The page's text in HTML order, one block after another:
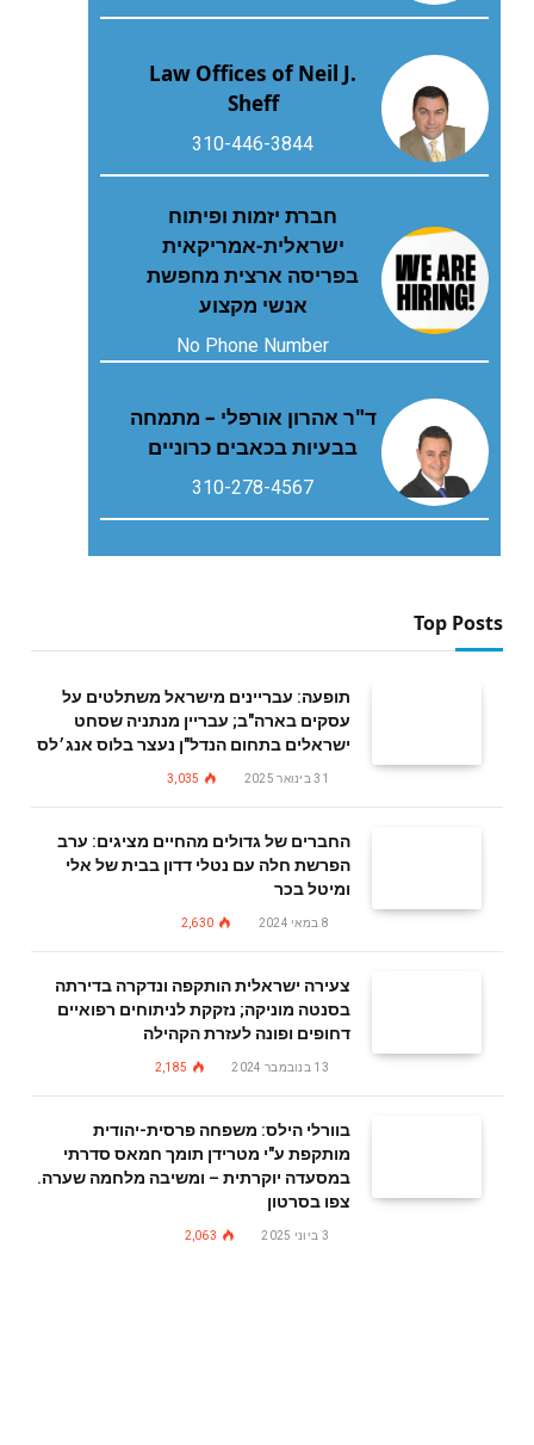
Law Offices of Neil J.
Sheff
310-446-3844
חברת יזמות ופיתוח
ישראלית-אמריקאית
בפריסה ארצית מחפשת
אנשי מקצוע
No Phone Number
ד"ר אהרון אורפלי – מתמחה
בבעיות בכאבים כרוניים
310-278-4567
Top Posts
תופעה: עבריינים מישראל משתלטים על
עסקים בארה"ב; עבריין מנתניה שסחט
ישראלים בתחום הנדל"ן נעצר בלוס אנג׳לס
31 בינואר 2025 3,035
החברים של גדולים מהחיים מציגים: ערב
הפרשת חלה עם נטלי דדון בבית של אלי
ומיטל בכר
8 במאי 2024 2,630
צעירה ישראלית הותקפה ונדקרה בדירתה
בסנטה מוניקה; נזקקת לניתוחים רפואיים
דחופים ופונה לעזרת הקהילה
13 בנובמבר 2024 2,185
בוורלי הילס: משפחה פרסית-יהודית
מותקפת ע"י מטרידן תומך חמאס סדרתי
במסעדה יוקרתית – ומשיבה מלחמה שערה.
צפו בסרטון
3 ביוני 2025 2,063